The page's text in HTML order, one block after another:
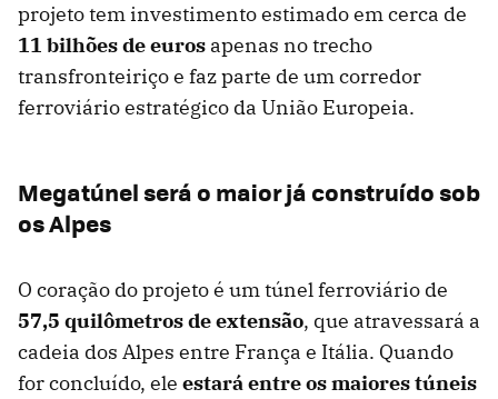
projeto tem investimento estimado em cerca de
11 bilhões de euros apenas no trecho
transfronteiriço e faz parte de um corredor
ferroviário estratégico da União Europeia.
Megatúnel será o maior já construído sob
os Alpes
O coração do projeto é um túnel ferroviário de
57,5 quilômetros de extensão, que atravessará a
cadeia dos Alpes entre França e Itália. Quando
for concluído, ele estaráentre os maiores túneis